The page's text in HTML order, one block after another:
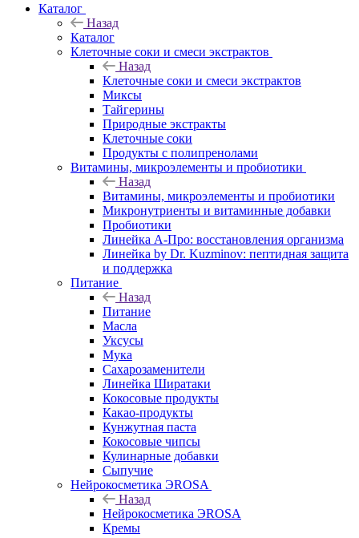
Каталог
Назад
Каталог
Клеточные соки и смеси экстрактов
Назад
Клеточные соки и смеси экстрактов
Миксы
Тайгерины
Природные экстракты
Клеточные соки
Продукты с полипренолами
Витамины, микроэлементы и пробиотики
Назад
Витамины, микроэлементы и пробиотики
Микронутриенты и витаминные добавки
Пробиотики
Линейка А-Про: восстановления организма
Линейка by Dr. Kuzminov: пептидная защита
и поддержка
Питание
Назад
Питание
Масла
Уксусы
Мука
Сахарозаменители
Линейка Ширатаки
Кокосовые продукты
Какао-продукты
Кунжутная паста
Кокосовые чипсы
Кулинарные добавки
Сыпучие
Нейрокосметика ЭROSA
Назад
Нейрокосметика ЭROSA
Кремы